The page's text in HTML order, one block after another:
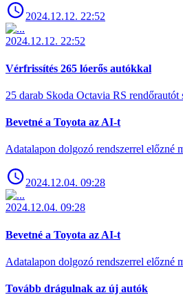
2024.12.12. 22:52
2024.12.12. 22:52
Vérfrissítés 265 lóerős autókkal
25 darab Skoda Octavia RS
Bevetné a Toyota az AI-t
Adatalapon dolgozó rendszerrel előzné
2024.12.04. 09:28
2024.12.04. 09:28
Bevetné a Toyota az AI-t
Adatalapon dolgozó rendszerrel előzné
Tovább drágulnak az új autók